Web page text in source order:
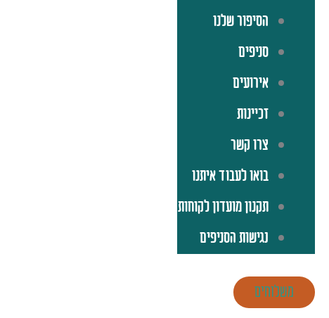
הסיפור שלנו
סניפים
אירועים
זכיינות
צרו קשר
בואו לעבוד איתנו
תקנון מועדון לקוחות
נגישות הסניפים
משלוחים